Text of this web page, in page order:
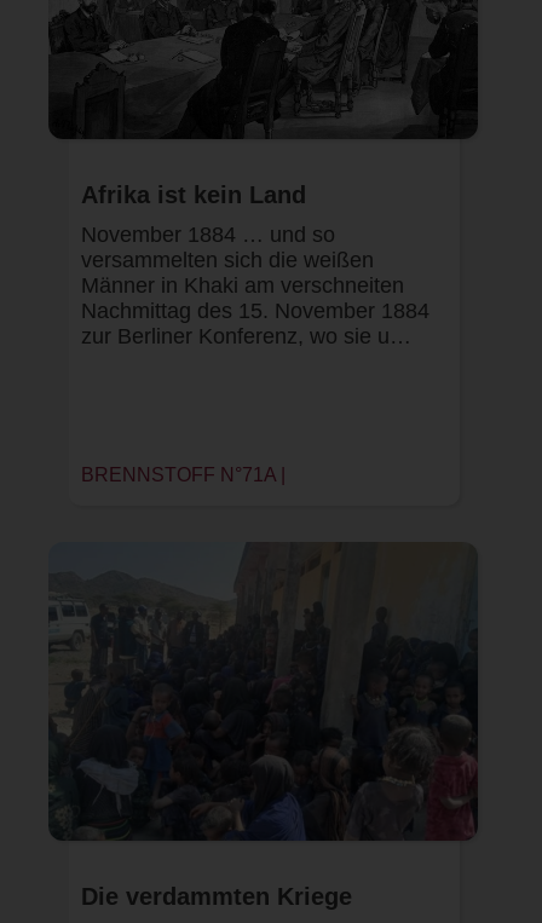
Afrika ist kein Land
November 1884 … und so
versammelten sich die weißen
Männer in Khaki am verschneiten
Nachmittag des 15. November 1884
zur Berliner Konferenz, wo sie u…
BRENNSTOFF N°71A |
Die verdammten Kriege